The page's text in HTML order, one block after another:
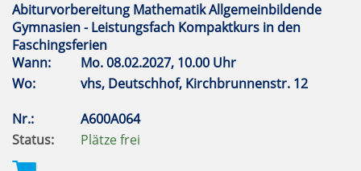
Abiturvorbereitung Mathematik Allgemeinbildende
Gymnasien - Leistungsfach Kompaktkurs in den
Faschingsferien
Wann:
Mo.08.02.2027, 10.00 Uhr
Wo:
vhs, Deutschhof, Kirchbrunnenstr. 12
Nr.:
A600A064
Status:
Plätze frei